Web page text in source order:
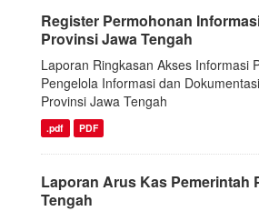
Register Permohonan
Provinsi Jawa Tengah
Laporan Ringkasan Akses Informasi
Pengelola Informasi dan
Provinsi Jawa Tengah
.pdf PDF
Laporan Arus Kas Pemerintah
Tengah